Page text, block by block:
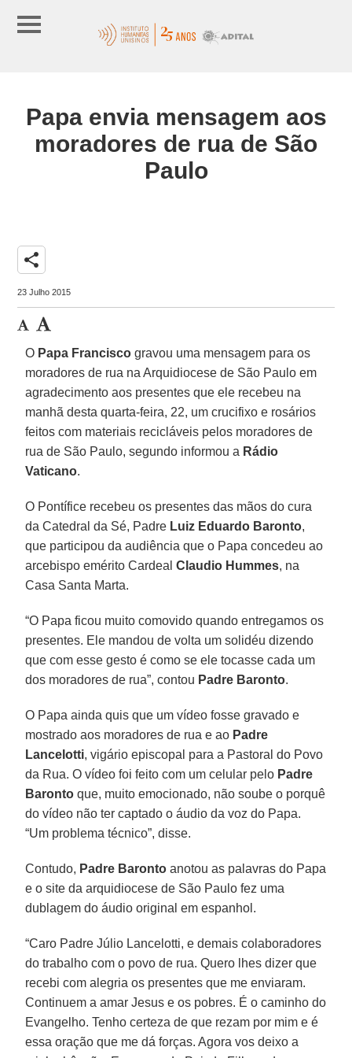
Papa envia mensagem aos
moradores de rua de São
Paulo
share
23 Julho 2015
O Papa Francisco gravou uma mensagem para os
moradores de rua na Arquidiocese de São Paulo em
agradecimento aos presentes que ele recebeu na
manhã desta quarta-feira, 22, um crucifixo e rosários
feitos com materiais recicláveis pelos moradores de
rua de São Paulo, segundo informou a Rádio
Vaticano.
O Pontífice recebeu os presentes das mãos do cura
da Catedral da Sé, Padre Luiz Eduardo Baronto,
que participou da audiência que o Papa concedeu ao
arcebispo emérito CardealClaudio Hummes, na
Casa Santa Marta.
“O Papa ficou muito comovido quando entregamos os
presentes. Ele mandou de volta um solidéu dizendo
que com esse gesto é como se ele tocasse cada um
dos moradores de rua”, contou Padre Baronto.
O Papa ainda quis que um vídeo fosse gravado e
mostrado aos moradores de rua e ao Padre
Lancelotti, vigário episcopal para a Pastoral do Povo
da Rua. O vídeo foi feito com um celular pelo Padre
Baronto que, muito emocionado, não soube o porquê
do vídeo não ter captado o áudio da voz do Papa.
“Um problema técnico”, disse.
Contudo, Padre Baronto anotou as palavras do Papa
e o site da arquidiocese de São Paulo fez uma
dublagem do áudio original em espanhol.
“Caro Padre Júlio Lancelotti, e demais colaboradores
do trabalho com o povo de rua. Quero lhes dizer que
recebi com alegria os presentes que me enviaram.
Continuem a amar Jesus e os pobres. É o caminho do
Evangelho. Tenho certeza de que rezam por mim e é
essa oração que me dá forças. Agora vos deixo a